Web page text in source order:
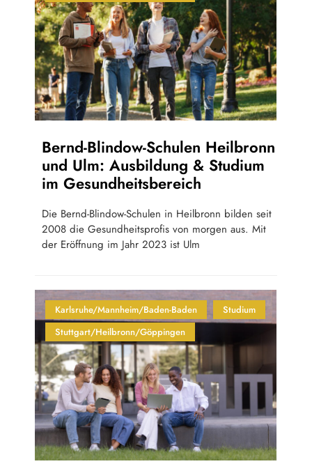
Bernd-Blindow-Schulen Heilbronn
und Ulm: Ausbildung & Studium
im Gesundheitsbereich
Die Bernd-Blindow-Schulen in Heilbronn bilden seit
2008 die Gesundheitsprofis von morgen aus. Mit
der Eröffnung im Jahr 2023 ist Ulm
Karlsruhe/Mannheim/Baden-Baden
Studium
Stuttgart/Heilbronn/Göppingen